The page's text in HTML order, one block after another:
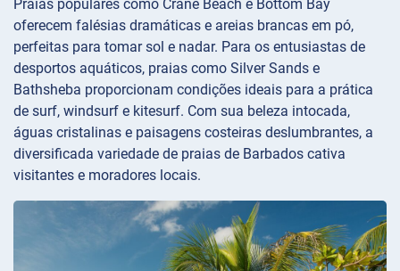
Praias populares como Crane Beach e Bottom Bay
oferecem falésias dramáticas e areias brancas em pó,
perfeitas para tomar sol e nadar. Para os entusiastas de
desportos aquáticos, praias como Silver Sands e
Bathsheba proporcionam condições ideais para a prática
de surf, windsurf e kitesurf. Com sua beleza intocada,
águas cristalinas e paisagens costeiras deslumbrantes, a
diversificada variedade de praias de Barbados cativa
visitantes e moradores locais.